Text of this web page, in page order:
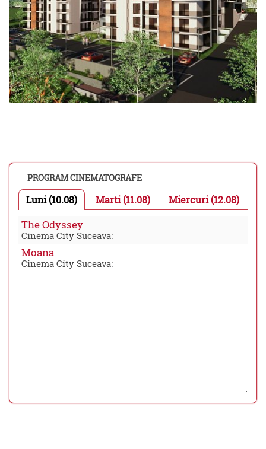
PROGRAM CINEMATOGRAFE
Luni (10.08) Marti (11.08) Miercuri (12.08)
The Odyssey
Cinema City Suceava:
Moana
Cinema City Suceava: